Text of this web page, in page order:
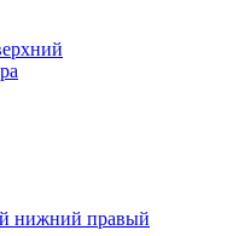
нижний правый